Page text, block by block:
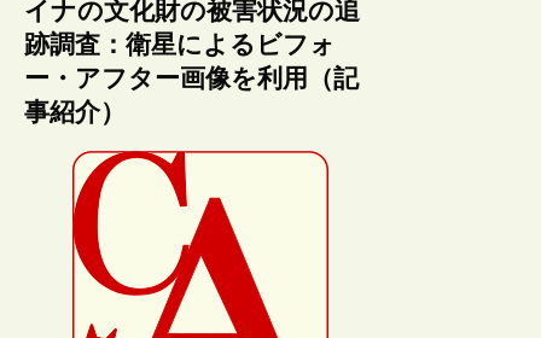
イナの文化財の被害状況の追
跡調査：衛星によるビフォ
ー・アフター画像を利用（記
事紹介）